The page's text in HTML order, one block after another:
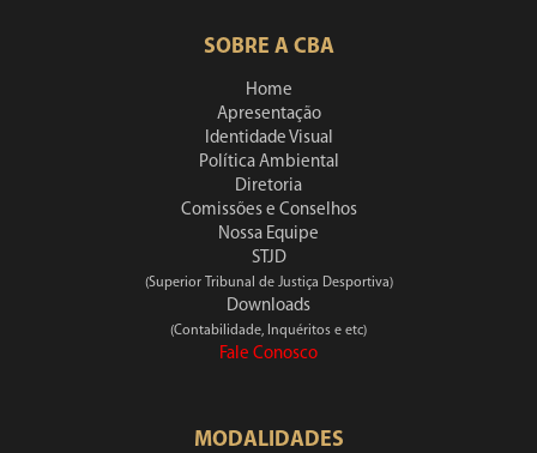
SOBRE A CBA
Home
Apresentação
Identidade Visual
Política Ambiental
Diretoria
Comissões e Conselhos
Nossa Equipe
STJD
(Superior Tribunal de Justiça Desportiva)
Downloads
(Contabilidade, Inquéritos e etc)
Fale Conosco
MODALIDADES